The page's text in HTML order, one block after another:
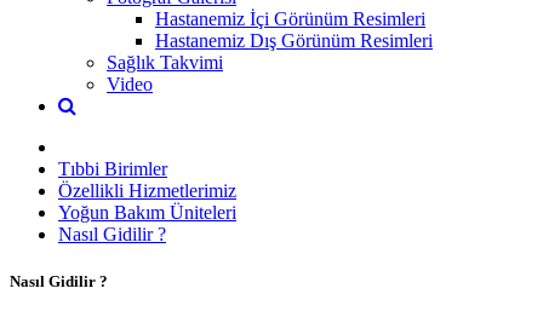
Hastanemiz İçi Görünüm Resimleri
Hastanemiz Dış Görünüm Resimleri
Sağlık Takvimi
Video
Tıbbi Birimler
Özellikli Hizmetlerimiz
Yoğun Bakım Üniteleri
Nasıl Gidilir ?
Nasıl Gidilir ?